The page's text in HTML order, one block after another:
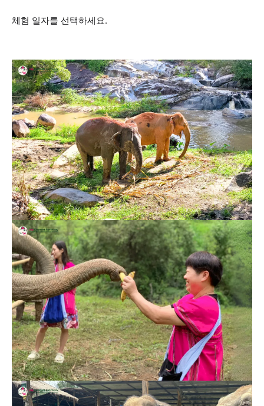
체험 일자를 선택하세요.